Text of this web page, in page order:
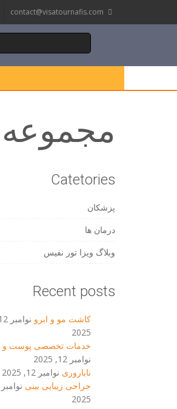
contact@visatournafis.com
مجموعه
Catetories
پزشکان
درمان ها
وبلاگ ویزا تور نفیس
Recent posts
کاشت مو و ابرو
2025
خدمات تخصصی پوست و
نوامبر 12, 2025
ناباروری نوامبر 12, 2025
جراحی زیبایی بینی
2025